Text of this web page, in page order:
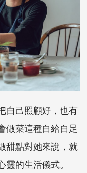
自己照顧好，也有
做菜這種自給自足
甜點對她來說，就
的生活儀式。